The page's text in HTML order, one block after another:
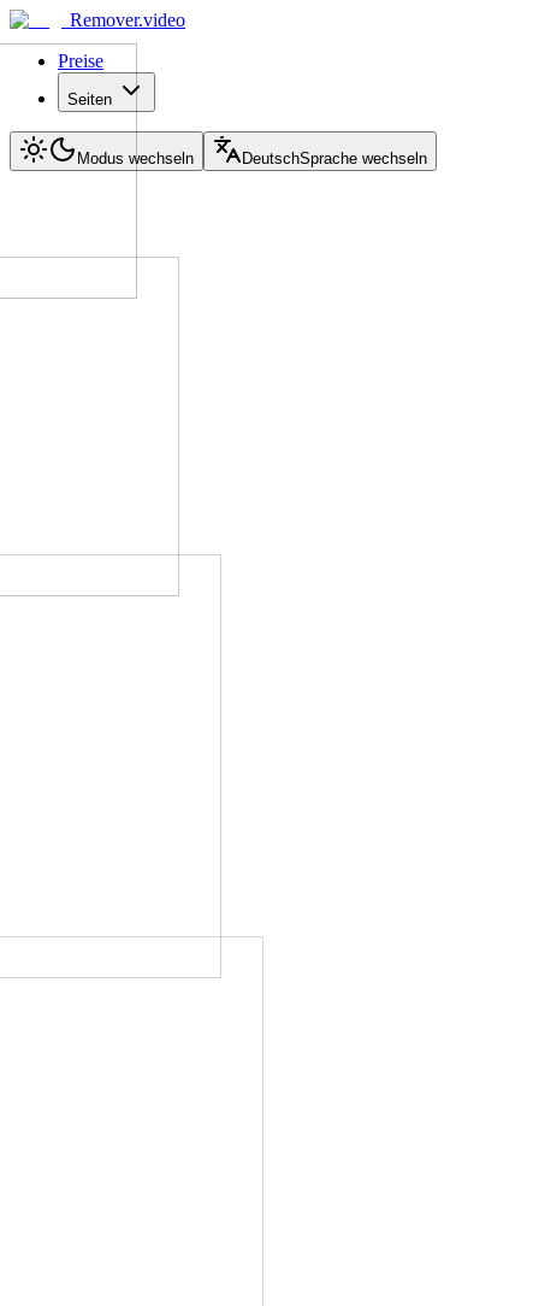
Remover.video
Preise
Seiten
Modus wechseln DeutschSprache wechseln